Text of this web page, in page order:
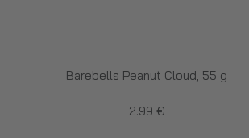
Barebells Peanut Cloud, 55 g
2.99 €